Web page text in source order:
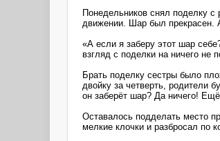
Понедельников снял поделку с
движении. Шар был
«А если я заберу этот шар
взгляд с поделки на ничего не
Брать поделку сестры было
двойку за четверть, родители
он заберёт шар? Да ничего!
Оставалось подделать место
мелкие клочки и разбросал по